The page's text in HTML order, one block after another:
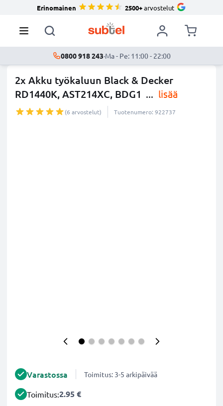
Erinomainen 2500+arvostelut
0800 918 243·Ma - Pe: 11:00 - 22:00
2x Akku työkaluun Black & Decker
RD1440K, AST214XC, BDG1 ... lisää
(6 arvostelut) Tuotenumero: 922737
Varastossa Toimitus: 3-5 arkipäivää
Toimitus:2.95 €